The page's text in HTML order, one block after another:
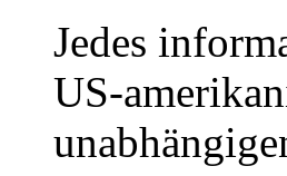
Jedes
US-